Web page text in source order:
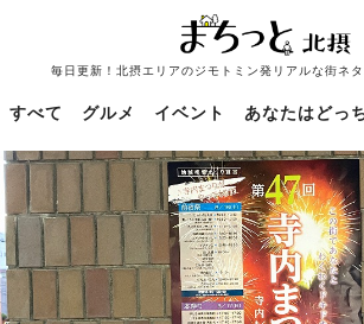
毎日更新！北摂エリアのジモトミン発リアルな街ネ
すべて グルメ イベント あなたはどっ